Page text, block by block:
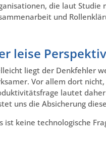
die laut Studie
und
leise
liegt der Denkfehler
Vor allem dort
lautet
uns die Absicherung
ist keine technologische